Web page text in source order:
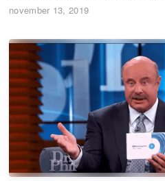
november 13, 2019